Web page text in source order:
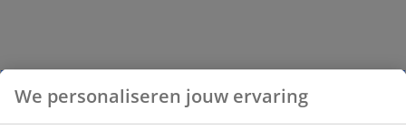
We personaliseren jouw ervaring